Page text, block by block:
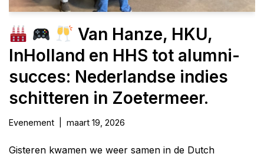
Van Hanze, HKU,
InHolland en HHS tot alumni-
succes: Nederlandse indies
schitteren in Zoetermeer.
Evenement maart 19, 2026
Gisteren kwamen we weer samen in de Dutch